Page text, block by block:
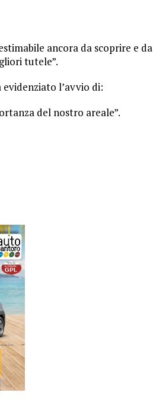
ancora da scoprire e da
tutele”.
evidenziato l’avvio di:
del nostro areale”.